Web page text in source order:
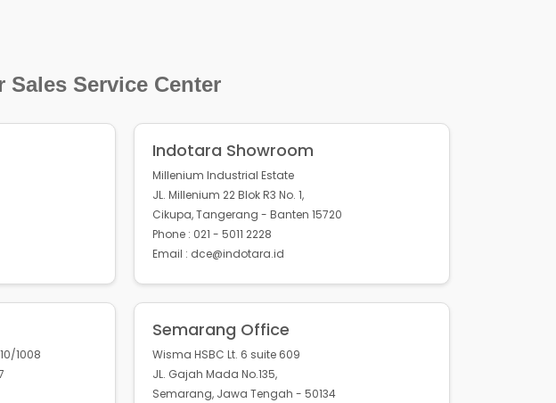
Service Center
Indotara Showroom
Millenium Industrial Estate
JL. Millenium 22 Blok R3 No. 1,
Cikupa, Tangerang - Banten 15720
Phone : 021 - 5011 2228
Email : dce@indotara.id
1008
Semarang Office
Wisma HSBC Lt. 6 suite 609
JL. Gajah Mada No.135,
Semarang, Jawa Tengah - 50134